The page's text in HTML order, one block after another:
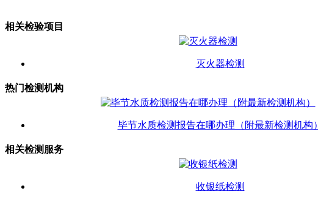
相关检验项目
灭火器检测
热门检测机构
毕节水质检测报告在哪办理（附最新检测机构）
相关检测服务
收银纸检测